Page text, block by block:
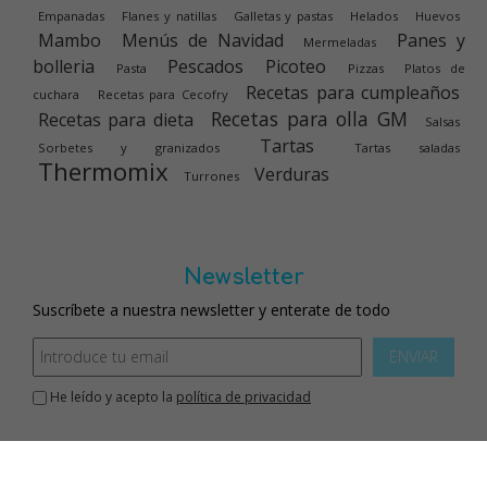
Empanadas Flanes y natillas Galletas y pastas Helados Huevos
Mambo Menús de Navidad Mermeladas
Panes y
bolleria
Pasta Pescados Picoteo Pizzas
Platos de
cuchara
Recetas para Cecofry
Recetas para cumpleaños
Recetas para dieta
Recetas para olla GM
Salsas
Sorbetes y granizados
Tartas Tartas saladas
Thermomix Turrones Verduras
Newsletter
Suscríbete a nuestra newsletter y enterate de todo
ENVIAR
He leído y acepto la política de privacidad